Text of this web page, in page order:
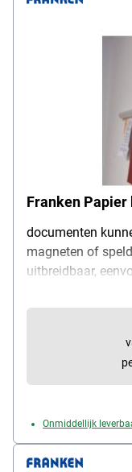
Franken Papier
documenten
magneten of
uitbreidbaar,
kleur: lichtgrijs,
Onmiddellijk